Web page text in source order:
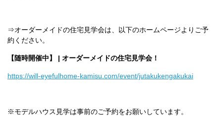
⇒オーダーメイドの住宅見学会は、以下のホームページよりご予
約ください。
【随時開催中】 | オーダーメイドの住宅見学会！
https://will-eyefulhome-kamisu.com/event/jutakukengakukai
※モデルハウス見学は事前のご予約をお願いしています。